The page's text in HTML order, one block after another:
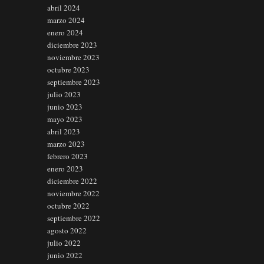
abril 2024
marzo 2024
enero 2024
diciembre 2023
noviembre 2023
octubre 2023
septiembre 2023
julio 2023
junio 2023
mayo 2023
abril 2023
marzo 2023
febrero 2023
enero 2023
diciembre 2022
noviembre 2022
octubre 2022
septiembre 2022
agosto 2022
julio 2022
junio 2022